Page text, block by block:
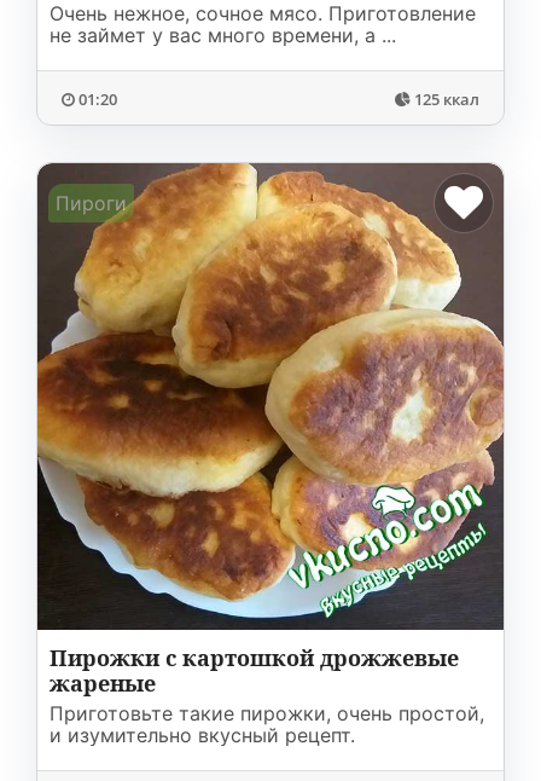
Очень нежное, сочное мясо. Приготовление
не займет у вас много времени, а ...
01:20 125 ккал
Пироги
Пирожки с картошкой дрожжевые
жареные
Приготовьте такие пирожки, очень простой,
и изумительно вкусный рецепт.